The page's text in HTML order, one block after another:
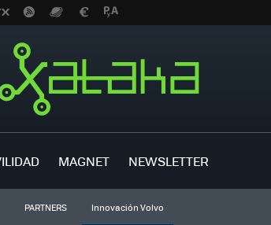
MAGNET NEWSLETTER
PARTNERS Innovación Volvo